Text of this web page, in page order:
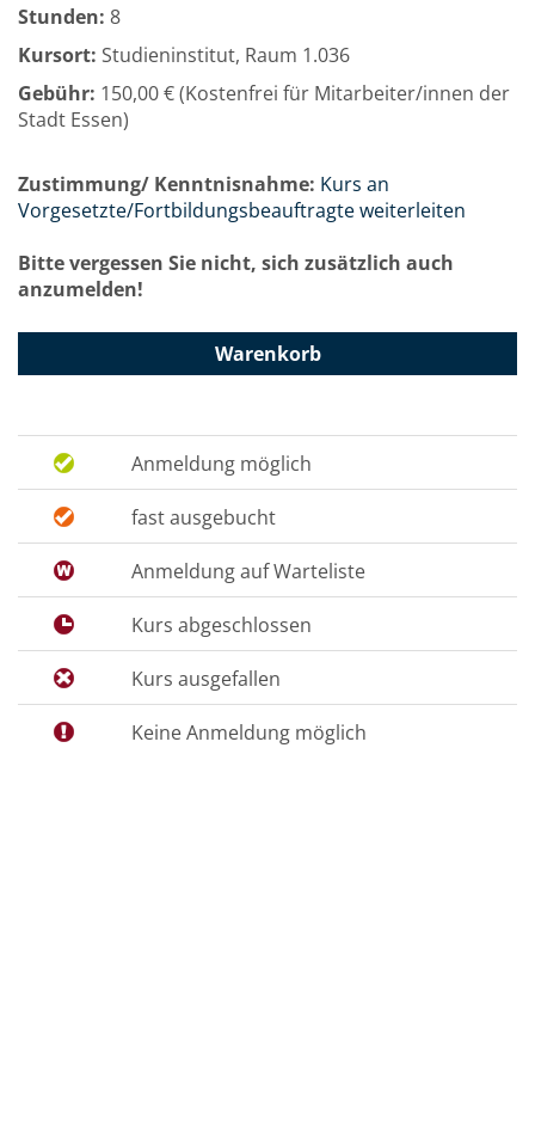
Stunden: 8
Kursort: Studieninstitut, Raum 1.036
Gebühr: 150,00 € (Kostenfrei für Mitarbeiter/innen der
Stadt Essen)
Zustimmung/ Kenntnisnahme: Kurs an
Vorgesetzte/Fortbildungsbeauftragte weiterleiten
Bitte vergessen Sie nicht, sich zusätzlich auch
anzumelden!
Warenkorb
Anmeldung möglich
fast ausgebucht
Anmeldung auf Warteliste
Kurs abgeschlossen
Kurs ausgefallen
Keine Anmeldung möglich